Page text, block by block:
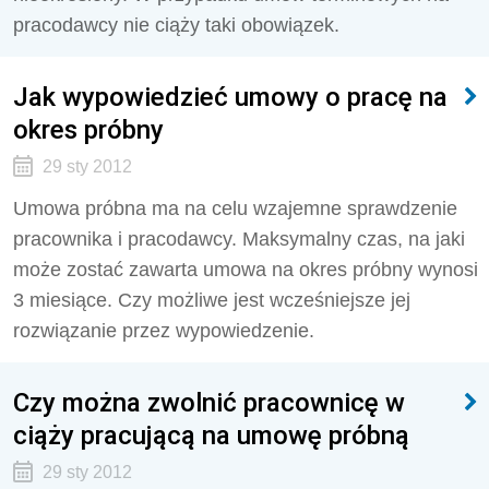
pracodawcy nie ciąży taki obowiązek.
Jak wypowiedzieć umowy o pracę na
okres próbny
29 sty 2012
Umowa próbna ma na celu wzajemne sprawdzenie
pracownika i pracodawcy. Maksymalny czas, na jaki
może zostać zawarta umowa na okres próbny wynosi
3 miesiące. Czy możliwe jest wcześniejsze jej
rozwiązanie przez wypowiedzenie.
Czy można zwolnić pracownicę w
ciąży pracującą na umowę próbną
29 sty 2012